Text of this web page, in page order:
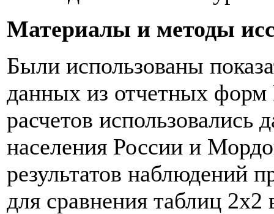
Материалы и методы
Были использованы
данных из отчетных
расчетов использовались
населения России и
результатов наблюдений
для сравнения таблиц